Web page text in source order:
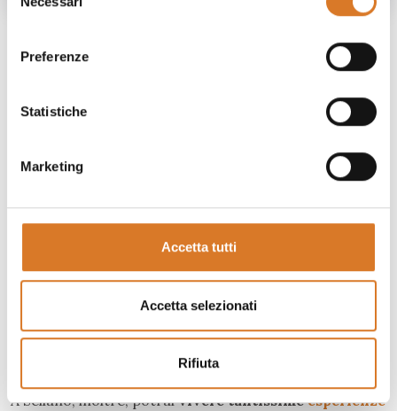
del
Preferenze
Statistiche
Marketing
Accetta tutti
Accetta selezionati
Rifiuta
Immerso nell’Appennino Umbro, Sellano è un luogo di
d’altri tempi. Una volta qui avrai l’impressione di
esserti lasciato alle spalle i ritmi frenetici della città e
di poter tornare a vivere al ritmo del tuo cuore.
pace, relax e buon vivere. Hai la possibilità di scegliere
affittacamere, Bed & Breakfast, residenze d'epoca e
addirittura una suggestiva casa sull’albero; scopri qui
tutte lestrutture ricettivein cui soggiornare a
A Sellano, inoltre, potraivivere tantissimeesperienze